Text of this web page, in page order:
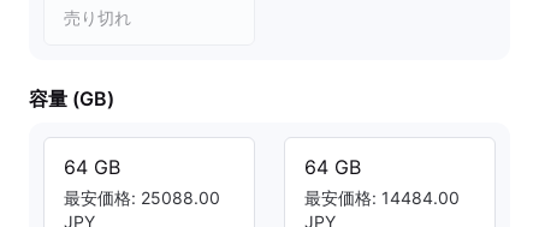
売り切れ
容量 (GB)
64 GB
最安価格: 25088.00
JPY
64 GB
最安価格: 14484.00
JPY